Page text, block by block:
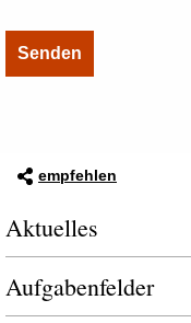
empfehlen
Aktuelles
Aufgabenfelder